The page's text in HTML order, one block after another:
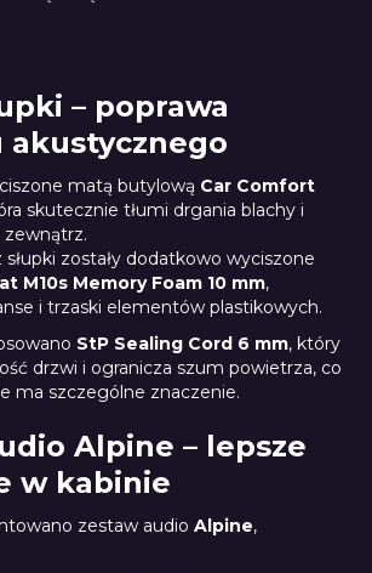
– poprawa
matą butylową Car Comfort
skutecznie tłumi drgania blachy i
zewnątrz.
słupki zostały dodatkowo wyciszone
M10s Memory Foam 10 mm,
i trzaski elementów plastikowych.
StP Sealing Cord 6 mm, który
drzwi i ogranicza szum powietrza, co
ma szczególne znaczenie.
Alpine – lepsze
w kabinie
zestaw audioAlpine,